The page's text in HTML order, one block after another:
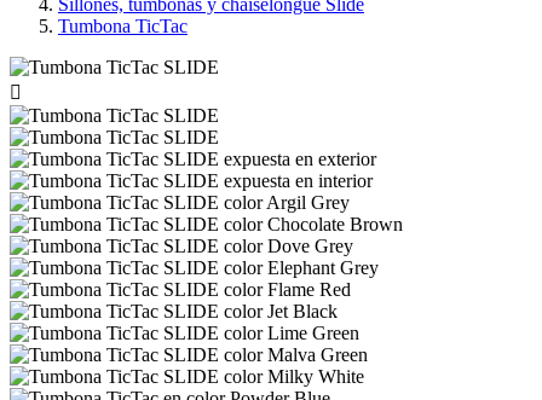
Sillones, tumbonas y chaiselongue Slide
Tumbona TicTac
